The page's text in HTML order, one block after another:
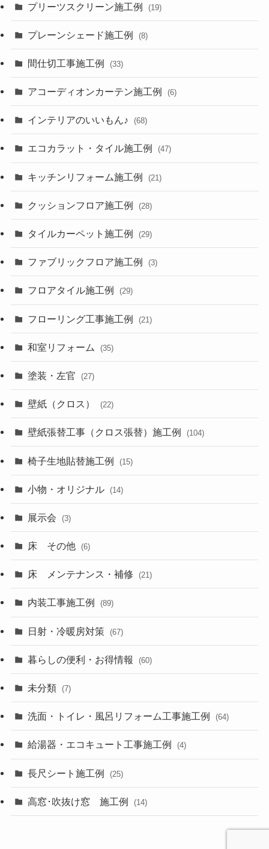
プリーツスクリーン施工例 (19)
プレーンシェード施工例 (8)
間仕切工事施工例 (33)
アコーディオンカーテン施工例 (6)
インテリアのいいもん♪ (68)
エコカラット・タイル施工例 (47)
キッチンリフォーム施工例 (21)
クッションフロア施工例 (28)
タイルカーペット施工例 (29)
ファブリックフロア施工例 (3)
フロアタイル施工例 (29)
フローリング工事施工例 (21)
和室リフォーム (35)
塗装・左官 (27)
壁紙（クロス） (22)
壁紙張替工事（クロス張替）施工例 (104)
椅子生地貼替施工例 (15)
小物・オリジナル (14)
展示会 (3)
床 その他 (6)
床 メンテナンス・補修 (21)
内装工事施工例 (89)
日射・冷暖房対策 (67)
暮らしの便利・お得情報 (60)
未分類 (7)
洗面・トイレ・風呂リフォーム工事施工例 (64)
給湯器・エコキュート工事施工例 (4)
長尺シート施工例 (25)
高窓･吹抜け窓 施工例 (14)